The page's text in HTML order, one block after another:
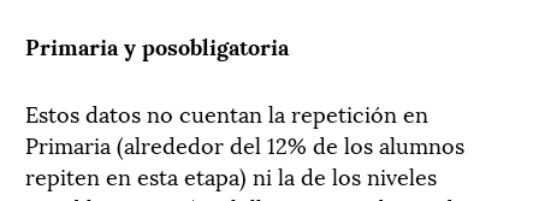
Primaria y posobligatoria
Estos datos no cuentan la repetición en
Primaria (alrededor del 12% de los alumnos
repiten en esta etapa) ni la de los niveles